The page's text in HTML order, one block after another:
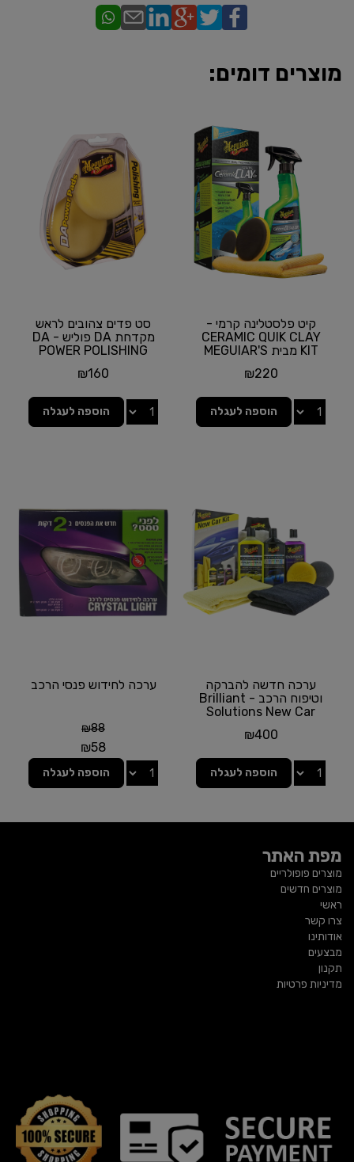
מוצרים דומים:
קיט פלסטלינה קרמי -
CERAMIC QUIK CLAY
KIT מבית MEGUIAR'S
₪220
הוספה לעגלה
סט פדים צהובים לראש
מקדחת DA פוליש - DA
POWER POLISHING
MEGUIAR'S
₪160
הוספה לעגלה
ערכה חדשה להברקה
וטיפוח הרכב - Brilliant
Solutions New Car
₪400
הוספה לעגלה
ערכה לחידוש פנסי הרכב
₪88
₪58
הוספה לעגלה
מפת האתר
מוצרים פופולריים
מוצרים חדשים
ראשי
צרו קשר
אודותינו
מבצעים
תקנון
מדיניות פרטיות